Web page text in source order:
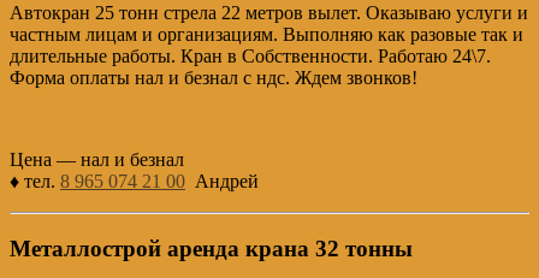
Автокран 25 тонн стрела 22 метров вылет. Оказываю услуги и
частным лицам и организациям. Выполняю как разовые так и
длительные работы. Кран в Собственности. Работаю 24\7.
Форма оплаты нал и безнал с ндс. Ждем звонков!
Цена — нал и безнал
♦ тел. 8 965 074 21 00 Андрей
Металлострой аренда крана 32 тонны